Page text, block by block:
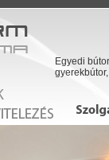
Egyedi